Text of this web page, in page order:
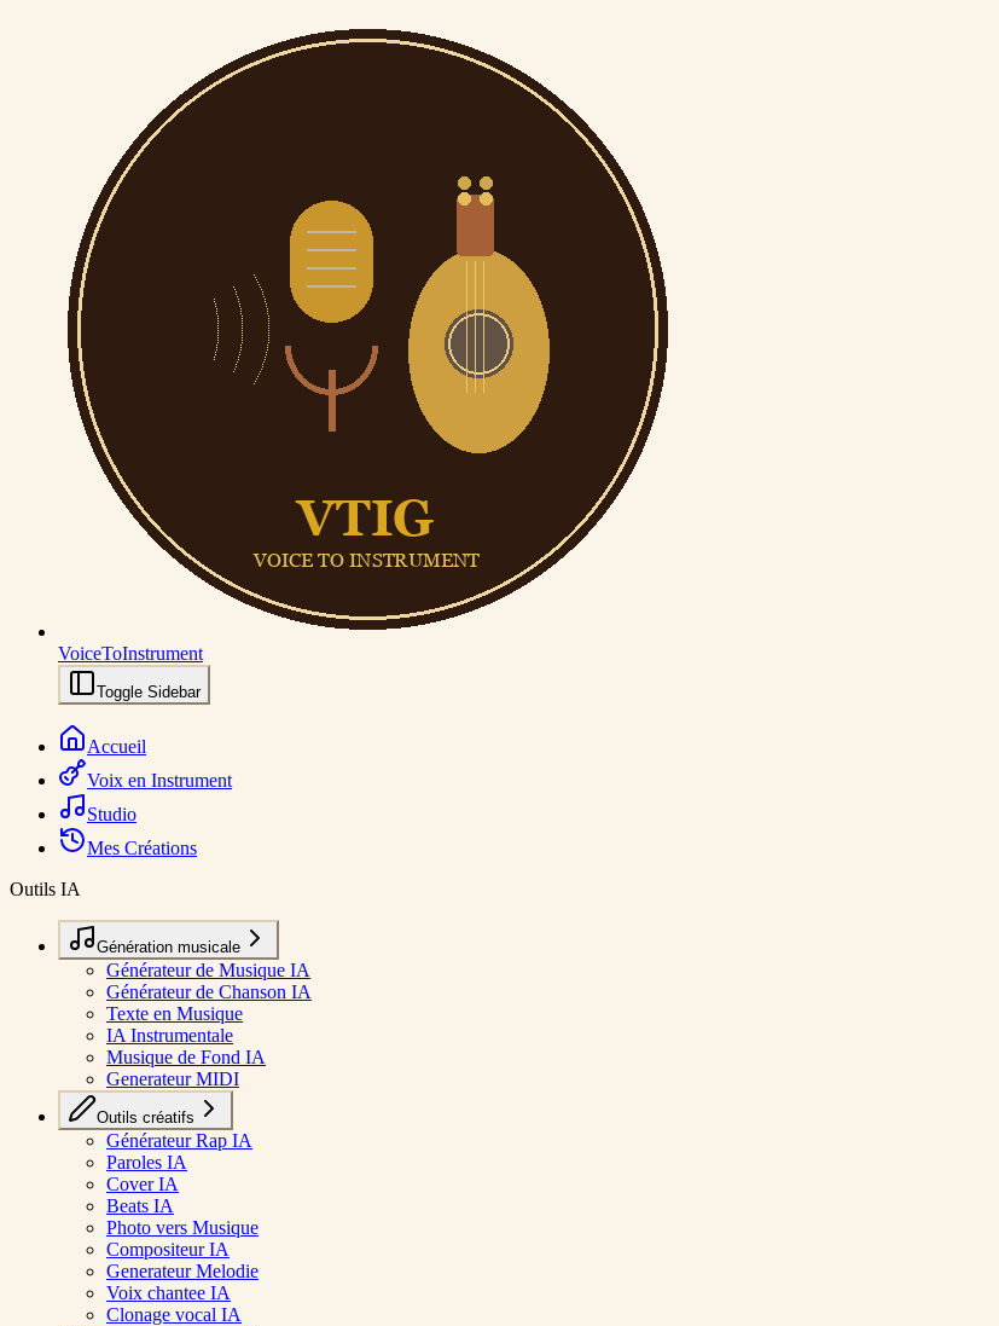
VoiceToInstrument
Toggle Sidebar
Accueil
Voix en Instrument
Studio
Mes Créations
Outils IA
Génération musicale
Générateur de Musique IA
Générateur de Chanson IA
Texte en Musique
IA Instrumentale
Musique de Fond IA
Generateur MIDI
Outils créatifs
Générateur Rap IA
Paroles IA
Cover IA
Beats IA
Photo vers Musique
Compositeur IA
Generateur Melodie
Voix chantee IA
Clonage vocal IA